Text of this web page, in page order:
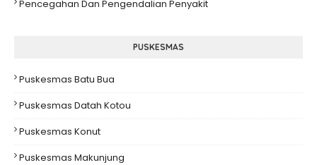
Pencegahan Dan Pengendalian Penyakit
PUSKESMAS
Puskesmas Batu Bua
Puskesmas Datah Kotou
Puskesmas Konut
Puskesmas Makunjung